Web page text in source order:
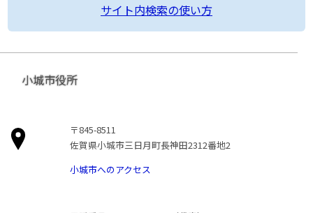
サイト内検索の使い方
小城市役所
〒845-8511
佐賀県小城市三日月町長神田2312番地2
小城市へのアクセス